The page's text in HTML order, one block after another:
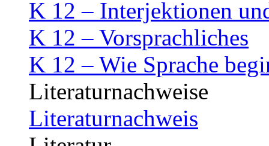
K 12 – Interjektionen
K 12 – Vorsprachliches
K 12 – Wie Sprache
Literaturnachweise
Literaturnachweis